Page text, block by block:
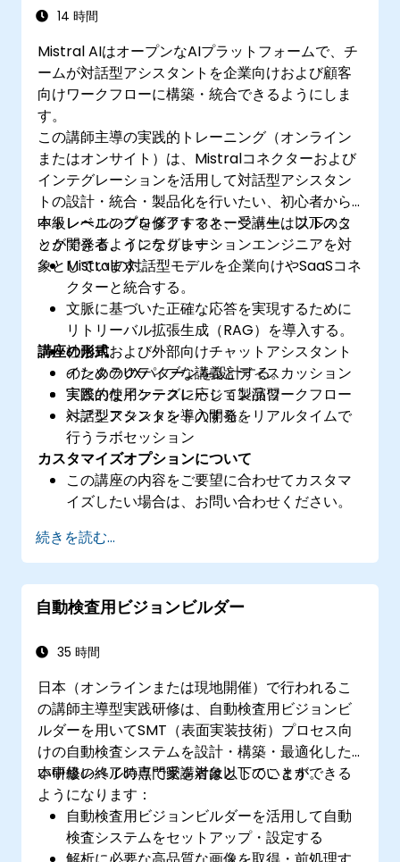
14 時間
Mistral AIはオープンなAIプラットフォームで、チ
ームが対話型アシスタントを企業向けおよび顧客
向けワークフローに構築・統合できるようにしま
す。
この講師主導の実践的トレーニング（オンライン
またはオンサイト）は、Mistralコネクターおよび
インテグレーションを活用して対話型アシスタン
トの設計・統合・製品化を行いたい、初心者から
中級レベルのプロダクトマネージャー、フルスタ
ック開発者、インテグレーションエンジニアを対
象としています。
本トレーニングを修了すると、受講生は以下のこ
とができるようになります：
Mistralの対話型モデルを企業向けやSaaSコネ
クターと統合する。
文脈に基づいた正確な応答を実現するために
リトリーバル拡張生成（RAG）を導入する。
社内用および外部向けチャットアシスタント
のためのUXパターンを設計する。
実際の使用ケースに応じて製品ワークフロー
へアシスタントを導入する。
講座の形式
インタラクティブな講義とディスカッション
実践的なインテグレーション演習
対話型アシスタントの開発をリアルタイムで
行うラボセッション
カスタマイズオプションについて
この講座の内容をご要望に合わせてカスタマ
イズしたい場合は、お問い合わせください。
続きを読む...
自動検査用ビジョンビルダー
35 時間
日本（オンラインまたは現地開催）で行われるこ
の講師主導型実践研修は、自動検査用ビジョンビ
ルダーを用いてSMT（表面実装技術）プロセス向
けの自動検査システムを設計・構築・最適化した
い中級レベルの専門家を対象としています。
本研修の終了時点で受講者は以下のことができる
ようになります：
自動検査用ビジョンビルダーを活用して自動
検査システムをセットアップ・設定する